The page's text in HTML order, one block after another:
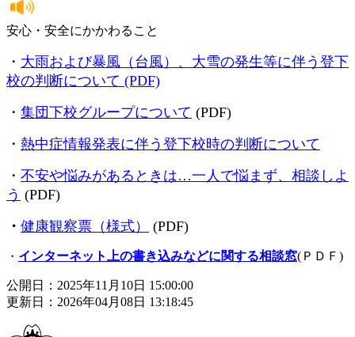
安心・安全にかかわること
・ 大雨および暴風（台風）、大雪の発生等に伴う登下
校の判断について (PDF)
・ 集団下校グループについて (PDF)
・ 熱中症情報発表に伴う登下校時の判断について
・ 不安や悩みがあるときは…一人で悩まず、相談しよ
う (PDF)
・ 健康観察票（様式） (PDF)
・ インターネット上の書き込みなどに関する相談窓(ＰＤＦ)
公開日：2025年11月10日 15:00:00
更新日：2026年04月08日 13:18:45